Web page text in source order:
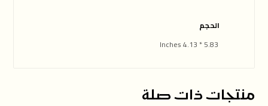
الحجم
5.83 * 4.13 Inches
منتجات ذات صلة